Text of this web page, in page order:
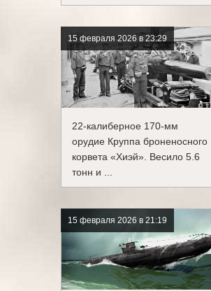
15 февраля 2026 в 23:29
22-калиберное 170-мм
орудие Круппа броненосного
корвета «Хиэй». Весило 5.6
тонн и ...
15 февраля 2026 в 21:19